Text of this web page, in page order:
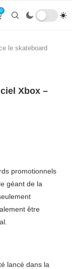
0
le skateboard
Xbox –
promotionnels
géant de la
être
lancé dans la